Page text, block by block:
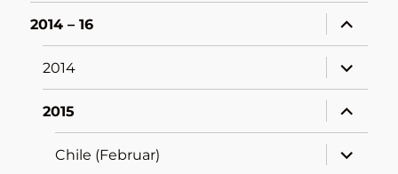
2014 – 16
öffnen
2014
öffnen
2015
öffnen
Chile (Februar)
öffnen